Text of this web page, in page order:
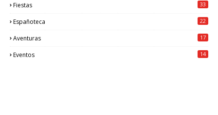
Fiestas 33
Españoteca 22
Aventuras 17
Eventos 14